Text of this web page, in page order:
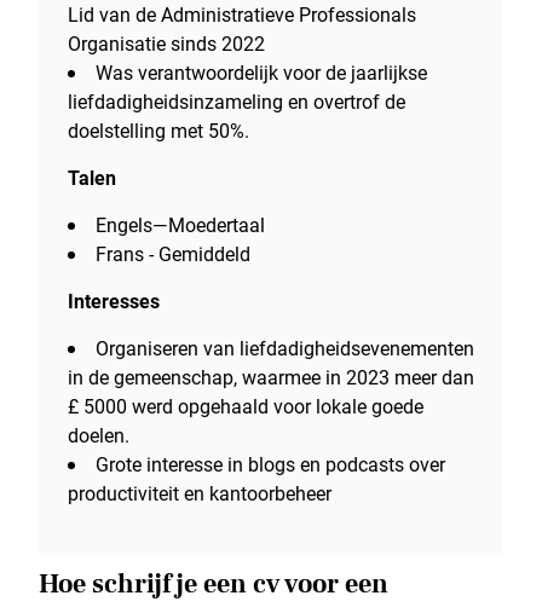
Lid van de Administratieve Professionals
Organisatie sinds 2022
Was verantwoordelijk voor de jaarlijkse
liefdadigheidsinzameling en overtrof de
doelstelling met 50%.
Talen
Engels—Moedertaal
Frans - Gemiddeld
Interesses
Organiseren van liefdadigheidsevenementen
in de gemeenschap, waarmee in 2023 meer dan
£ 5000 werd opgehaald voor lokale goede
doelen.
Grote interesse in blogs en podcasts over
productiviteit en kantoorbeheer
Hoe schrijf je een cv voor een